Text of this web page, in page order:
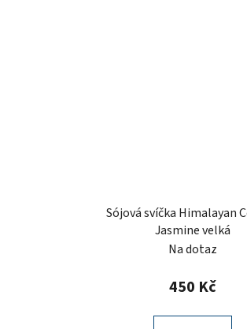
Sójová svíčka Himalayan
Jasmine velká
Na dotaz
450 Kč